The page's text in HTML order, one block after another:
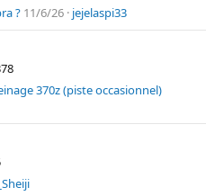
? 11/6/26 jejelaspi33
370z (piste occasionnel)